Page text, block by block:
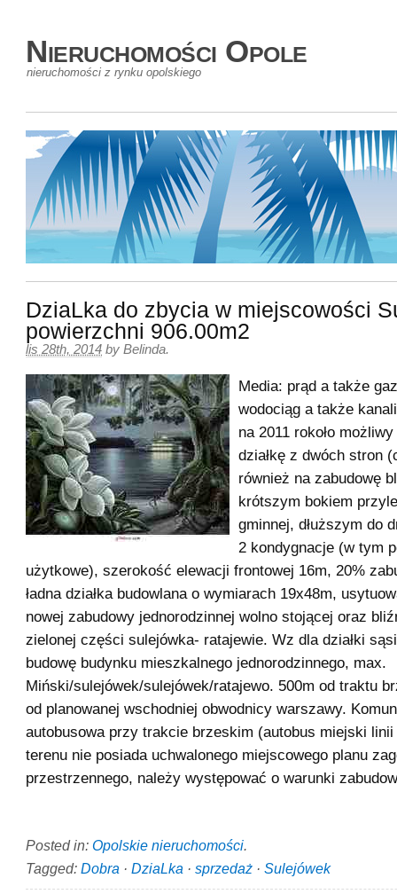
Nieruchomości Opole
nieruchomości z rynku opolskiego
DziaLka do zbycia w miejscowości
powierzchni 906.00m2
lis 28th, 2014 by Belinda.
Media: prąd a także
wodociąg a także
na 2011 rokoło
działkę z dwóch stron
również na zabudowę
krótszym bokiem
gminnej, dłuższym do
2 kondygnacje (w tym
użytkowe), szerokość elewacji frontowej 16m, 20%
ładna działka budowlana o wymiarach 19x48m,
nowej zabudowy jednorodzinnej wolno stojącej oraz
zielonej części sulejówka- ratajewie. Wz dla działki
budowę budynku mieszkalnego jednorodzinnego, max.
Miński/sulejówek/sulejówek/ratajewo. 500m od traktu
od planowanej wschodniej obwodnicy warszawy.
autobusowa przy trakcie brzeskim (autobus miejski
terenu nie posiada uchwalonego miejscowego planu
przestrzennego, należy występować o warunki
Posted in: Opolskie nieruchomości.
Tagged: Dobra · DziaLka · sprzedaż · Sulejówek